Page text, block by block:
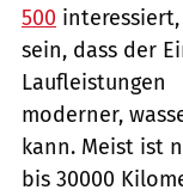
500
sein, dass der
Laufleistungen
moderner,
kann. Meist ist
bis 30000